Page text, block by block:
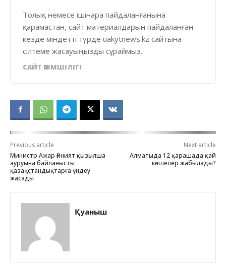
Толық немесе ішінара пайдаланғанына
қарамастан, сайт материалдарын пайдаланған
кезде міндетті түрде uakytnews.kz сайтына
сілтеме жасауыңызды сұраймыз.
САЙТ ӘКІМШІЛІГІ
Previous article
Министр Ажар Ғиният қызылша
ауруына байланысты
қазақстандықтарға үндеу
жасады
Next article
Алматыда 12 қарашада қай
көшелер жабылады?
Қуаныш